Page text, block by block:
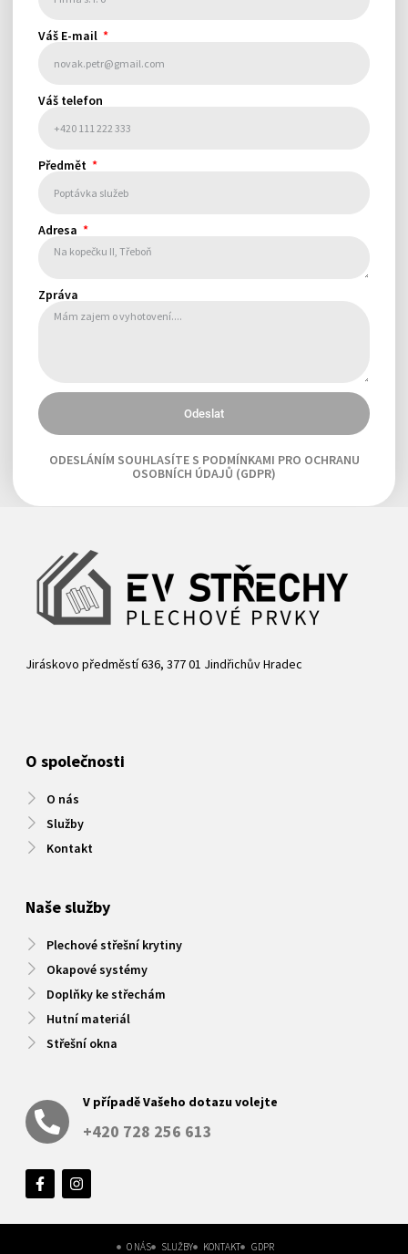
Váš E-mail
Váš telefon
Předmět
Adresa
Zpráva
Odeslat
ODESLÁNÍM SOUHLASÍTE S PODMÍNKAMI PRO OCHRANU
OSOBNÍCH ÚDAJŮ (GDPR)
Jiráskovo předměstí 636, 377 01 Jindřichův Hradec
O společnosti
O nás
Služby
Kontakt
Naše služby
Plechové střešní krytiny
Okapové systémy
Doplňky ke střechám
Hutní materiál
Střešní okna
V případě Vašeho dotazu volejte
+420 728 256 613
O NÁS SLUŽBY KONTAKT GDPR